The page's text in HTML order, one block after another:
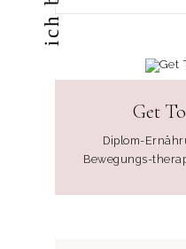
Get
Diplom-
Bewegungs-